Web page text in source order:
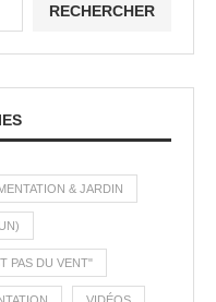
RECHERCHER
& JARDIN
PAS DU VENT"